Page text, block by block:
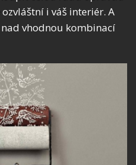
i váš interiér. A
vhodnou kombinací